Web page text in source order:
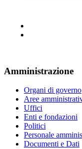
Amministrazione
Organi di governo
Aree
Uffici
Enti e fondazioni
Politici
Personale
Documenti e Dati